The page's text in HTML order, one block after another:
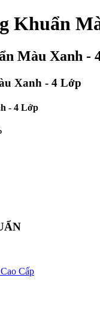
Khuẩn
Màu Xanh -
Xanh - 4 Lớp
- 4 Lớp
Cấp